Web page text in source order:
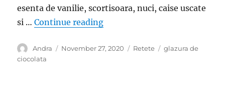
esenta de vanilie, scortisoara, nuci, caise uscate
si …Continue reading“Glazura de ciocolata facuta
Author
Andra
Posted
November 27, 2020 Categories
Retete Tags
glazura de
ciocolata